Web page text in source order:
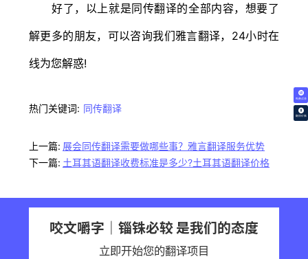
免费试译
翻译价格
好了，以上就是同传翻译的全部内容，想要了
解更多的朋友，可以咨询我们雅言翻译，24小时在
线为您解惑!
热门关键词: 同传翻译
上一篇: 展会同传翻译需要做哪些事？雅言翻译服务优势
下一篇: 土耳其语翻译收费标准是多少?土耳其语翻译价格
咬文嚼字｜锱铢必较 是我们的态度
立即开始您的翻译项目